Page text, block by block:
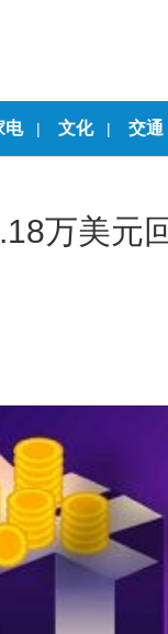
电 | 文化 | 交通
万美元